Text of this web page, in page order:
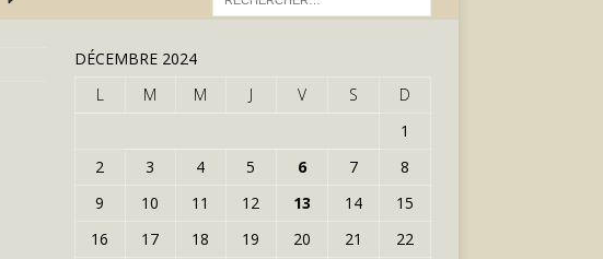
DÉCEMBRE 2024
L
M M J V S
D
1
2
3 4 5 6 7
8
9
10 11 12 13 14
15
16
17 18 19 20 21
22